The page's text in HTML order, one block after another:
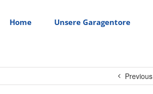
Home Unsere Garagentore
Previous